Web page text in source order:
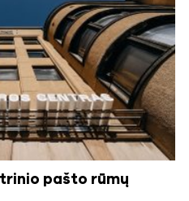
pašto rūmų